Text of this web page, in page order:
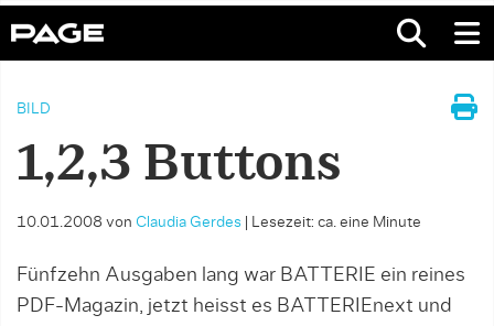
BILD
1,2,3 Buttons
10.01.2008 von Claudia Gerdes Lesezeit: ca. eine Minute
Fünfzehn Ausgaben lang war BATTERIE ein reines
PDF-Magazin, jetzt heisst es BATTERIEnext und